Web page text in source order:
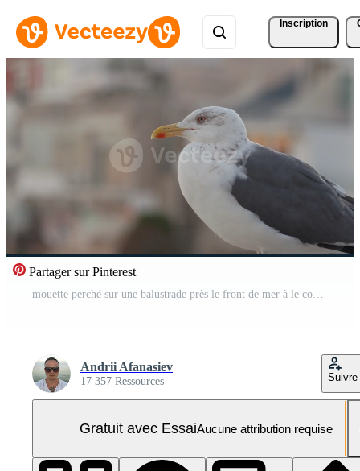
Inscription
Partager sur Pinterest
mouette perché sur une balustrade près le front de mer à le coucher du soleil dans un Urbain réglage Vidéo Pro
Andrii Afanasiev
17 357 Ressources Suivre
Gratuit avec EssaiAucune attribution requise